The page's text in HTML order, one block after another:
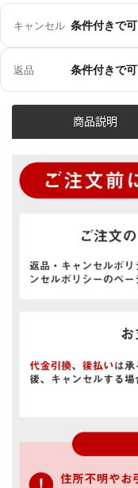
キャンセル 条件付きで可
返品 条件付きで可
商品説明